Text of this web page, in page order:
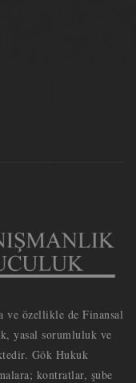
ve özellikle de Finansal
yasal sorumluluk ve
Gök Hukuk
kontratlar, şube